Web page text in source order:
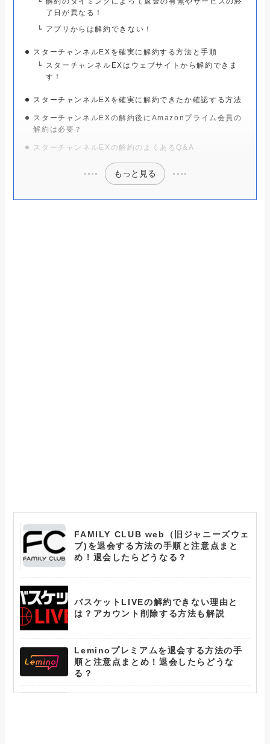
FODプレミアムを解約できない人へ！確
Huluを解約する方法と注意事項！アカウ
了日が異なる！
アプリからは解約できない！
スターチャンネルEXを確実に解約する方法と手順
スターチャンネルEXはウェブサイトから解約できま
す！
スターチャンネルEXを確実に解約できたか確認する方法
スターチャンネルEXの解約後にAmazonプライム会員の
解約は必要？
スターチャンネルEXの解約のよくあるQ&A
もっと見る
FAMILY CLUB web（旧ジャニーズウェ
ブ)を退会する方法の手順と注意点まと
め！退会したらどうなる？
バスケットLIVEの解約できない理由と
は？アカウント削除する方法も解説
Leminoプレミアムを退会する方法の手
順と注意点まとめ！退会したらどうな
る？